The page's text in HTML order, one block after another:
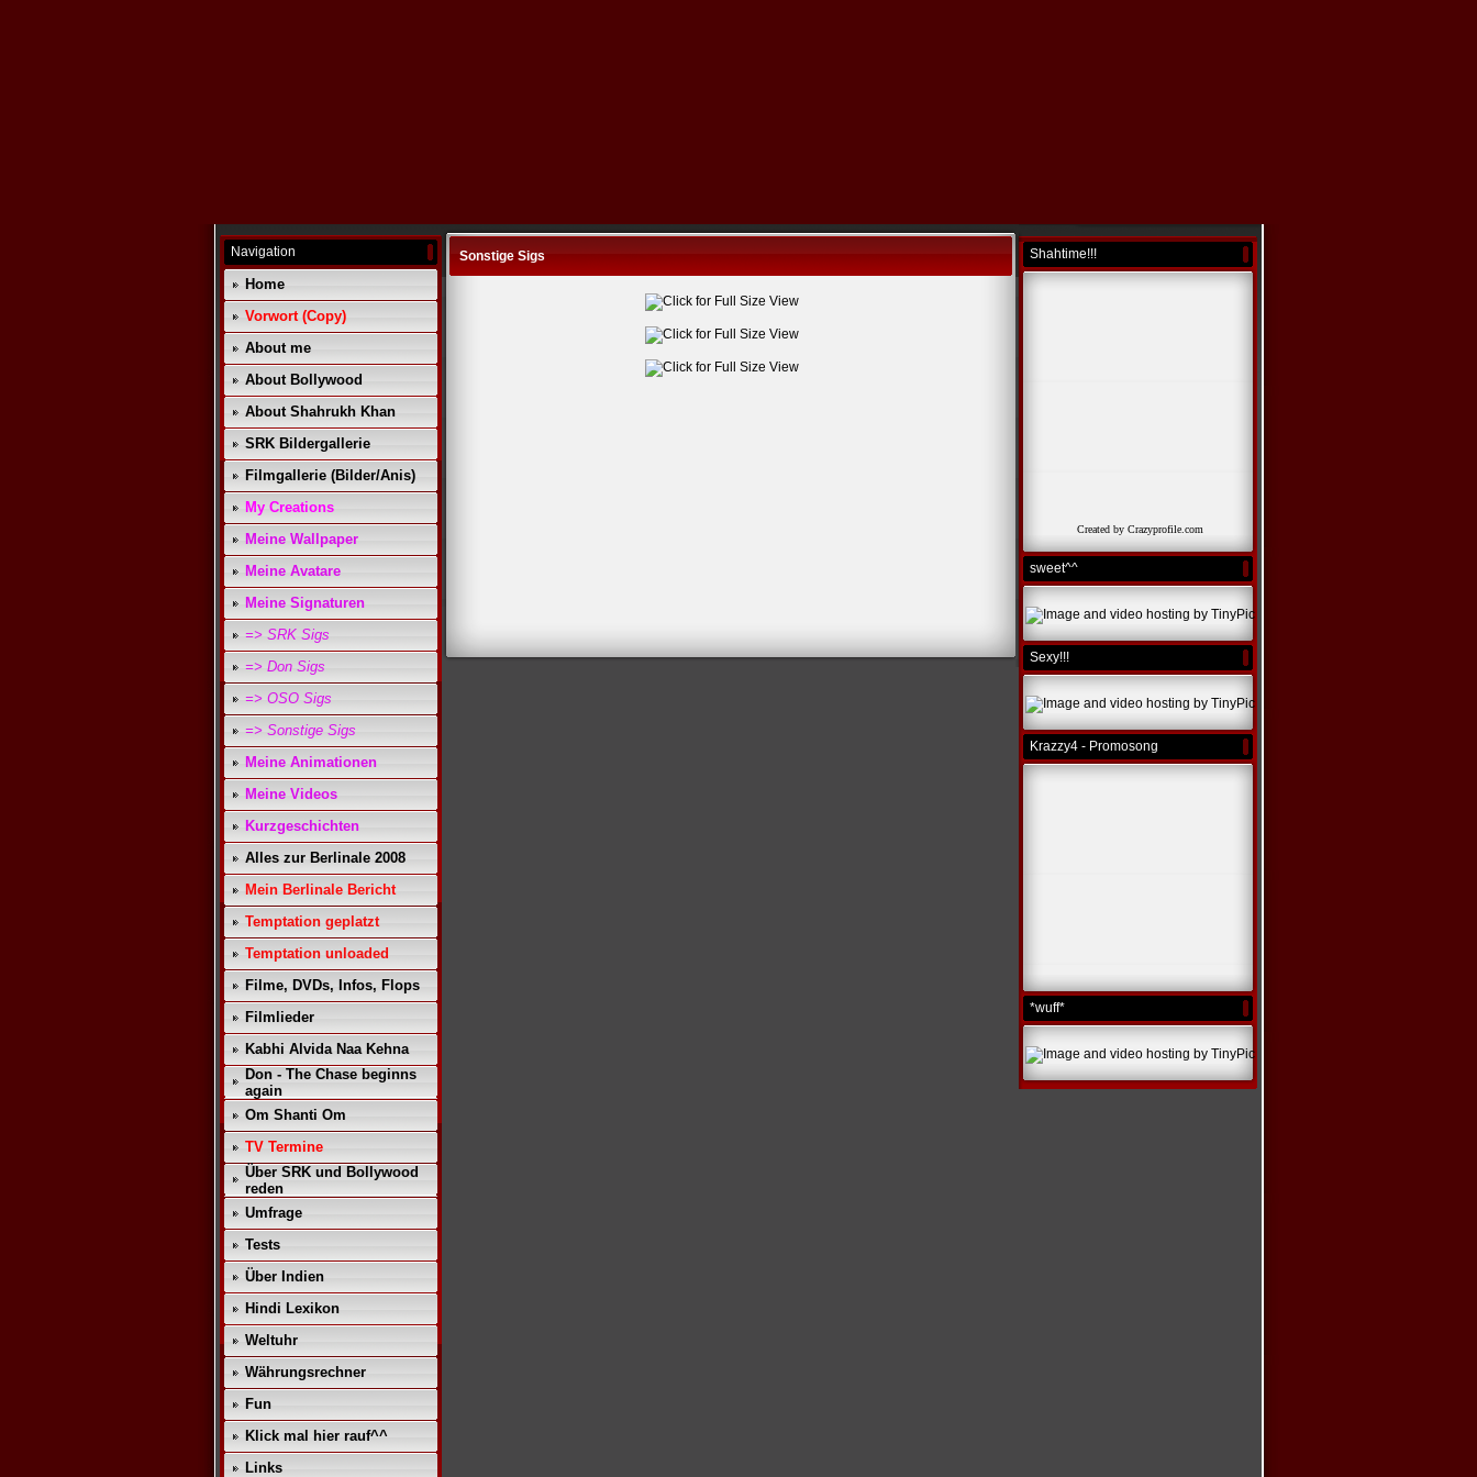
Navigation
Home
Vorwort (Copy)
About me
About Bollywood
About Shahrukh Khan
SRK Bildergallerie
Filmgallerie (Bilder/Anis)
My Creations
Meine Wallpaper
Meine Avatare
Meine Signaturen
=> SRK Sigs
=> Don Sigs
=> OSO Sigs
=> Sonstige Sigs
Meine Animationen
Meine Videos
Kurzgeschichten
Alles zur Berlinale 2008
Mein Berlinale Bericht
Temptation geplatzt
Temptation unloaded
Filme, DVDs, Infos, Flops
Filmlieder
Kabhi Alvida Naa Kehna
Don - The Chase beginns
again
Om Shanti Om
TV Termine
Über SRK und Bollywood
reden
Umfrage
Tests
Über Indien
Hindi Lexikon
Weltuhr
Währungsrechner
Fun
Klick mal hier rauf^^
Links
Sonstige Sigs Shahtime!!!
Created by Crazyprofile.com
sweet^^
Sexy!!!
Krazzy4 - Promosong
*wuff*